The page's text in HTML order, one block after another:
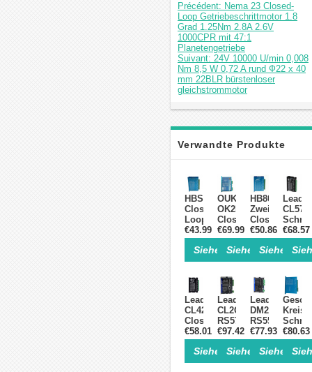
Précédent: Nema 23 Closed-
Loop Getriebeschrittmotor 1.8
Grad 1.25Nm 2.8A 2.6V
1000CPR mit 47:1
Planetengetriebe
Suivant: 24V 10000 U/min 0,008
Nm 8,5 W 0,72 A rund Ф22 x 40
mm 22BLR bürstenloser
gleichstrommotor
Verwandte Produkte
HBS86H
Closed
Loop
Schrittmotortreiber
für
NEMA
34
Schrittmotoren
Hybrid-
Servoantrieb
€43.99
Siehe Einzelheiten>
OUKEDA
OK2D86ECS
Closed
Loop
Schrittmotortreiber
0–
8A
80V
DC
für
NEMA
34
Schrittmotoren
€69.99
Siehe
HB808C
Zweiphasen
Closed
Loop
18–
80V
für
NEMA
17/23/24
Motoren
€50.86
Siehe
CL57
mit
0–
A,
24–
48
VDC
für
Nema
17,
Nema
23,
€68.57
Leadshine
CL42
Closed-
Loop-
Schritttreiber
0~2,5A
24~48VDC
€58.01
Siehe Einzelheiten>
Leadshine
CL2C-
RS57
0–7
A
20–
50
€97.42
Siehe
Leadshine
DM2C-
RS556
2,1-
5,6
A
20-
€77.93
Siehe
0~8,2A
für
Nema
€80.63